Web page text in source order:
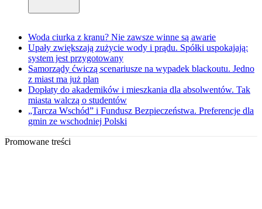
Woda ciurka z kranu? Nie zawsze winne są awarie
Upały zwiększają zużycie wody i prądu. Spółki uspokajają:
system jest przygotowany
Samorządy ćwiczą scenariusze na wypadek blackoutu. Jedno
z miast ma już plan
Dopłaty do akademików i mieszkania dla absolwentów. Tak
miasta walczą o studentów
„Tarcza Wschód” i Fundusz Bezpieczeństwa. Preferencje dla
gmin ze wschodniej Polski
Promowane treści